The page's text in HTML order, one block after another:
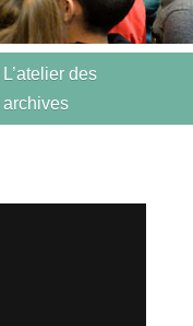
L’atelier des
archives